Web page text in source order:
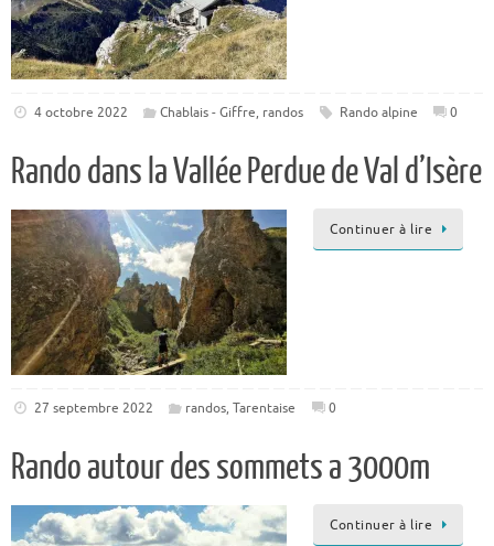
4 octobre 2022 Chablais - Giffre, randos Rando alpine 0
Rando dans la Vallée Perdue de Val d’Isère
Continuer à lire
27 septembre 2022 randos,Tarentaise 0
Rando autour des sommets a 3000m
Continuer à lire